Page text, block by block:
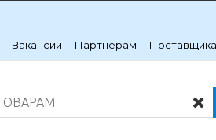
Вакансии Партнерам